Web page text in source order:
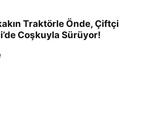
Traktörle Önde, Çiftçi
Coşkuyla Sürüyor!